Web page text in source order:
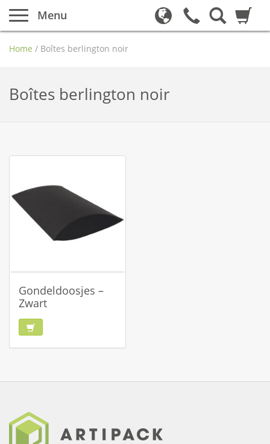
Menu
Home / Boîtes berlington noir
Boîtes berlington noir
Gondeldoosjes –
Zwart